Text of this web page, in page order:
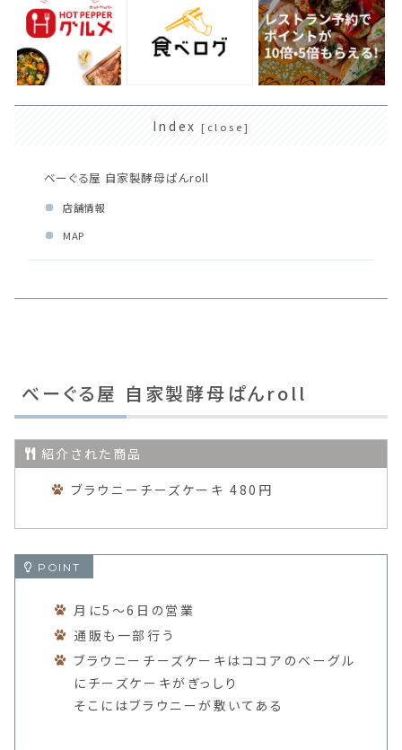
Index
べーぐる屋 自家製酵母ぱんroll
店舗情報
MAP
べーぐる屋 自家製酵母ぱんroll
紹介された商品
ブラウニーチーズケーキ 480円
月に5～6日の営業
通販も一部行う
ブラウニーチーズケーキはココアのベーグル
にチーズケーキがぎっしり
そこにはブラウニーが敷いてある